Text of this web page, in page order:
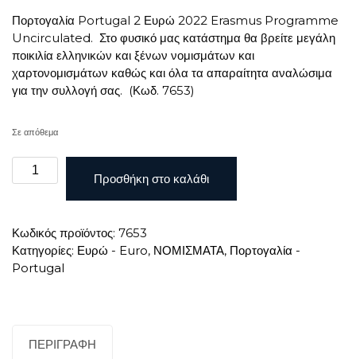
Πορτογαλία Portugal 2 Ευρώ 2022 Erasmus Programme
Uncirculated. Στο φυσικό μας κατάστημα θα βρείτε μεγάλη
ποικιλία ελληνικών και ξένων νομισμάτων και
χαρτονομισμάτων καθώς και όλα τα απαραίτητα αναλώσιμα
για την συλλογή σας. (Κωδ. 7653)
Σε απόθεμα
Πορτογαλία
Portugal
2022
Erasmus
Programme
Προσθήκη στο καλάθι
Κωδικός προϊόντος: 7653
Κατηγορίες: Ευρώ - Euro, ΝΟΜΙΣΜΑΤΑ, Πορτογαλία -
Portugal
ΠΕΡΙΓΡΑΦΉ